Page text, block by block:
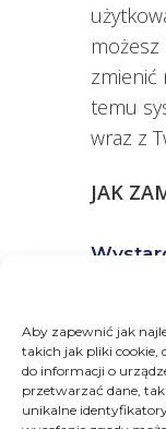
Aby zapewnić jak
takich jak pliki
do informacji o
przetwarzać dane,
unikalne
możesz
zmienić
temu
wraz z
JAK
numer